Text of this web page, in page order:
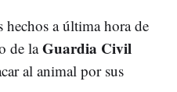
hechos a última hora de
de laGuardia Civil
al animal por sus